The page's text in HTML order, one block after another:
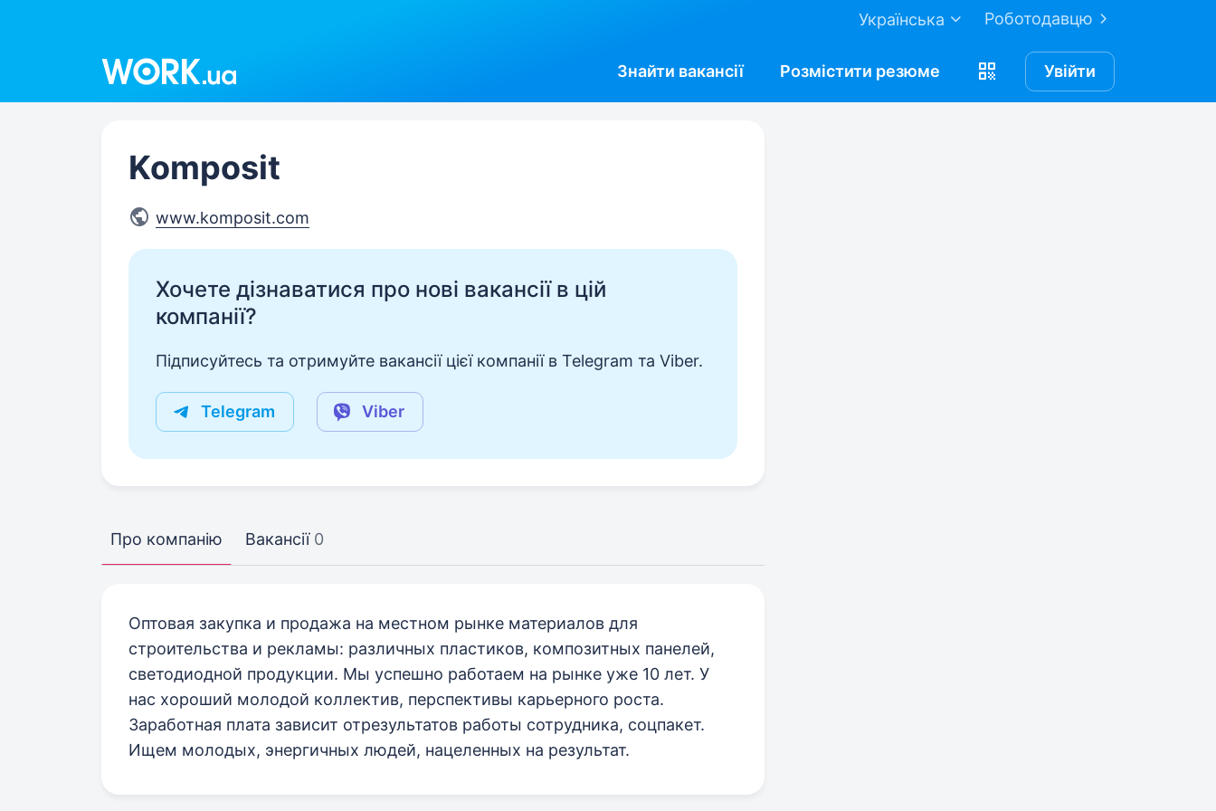
Роботодавцю
Українська
Знайти вакансії Розмістити резюме Увійти
Komposit
www.komposit.com
Хочете дізнаватися про нові вакансії в цій
компанії?
Підписуйтесь та отримуйте вакансії цієї компанії в Telegram та Viber.
Telegram Viber
Про компанію Вакансії 0
Оптовая закупка и продажа на местном рынке материалов для
строительства и рекламы: различных пластиков, композитных панелей,
светодиодной продукции. Мы успешно работаем на рынке уже 10 лет. У
нас хороший молодой коллектив, перспективы карьерного роста.
Заработная плата зависит отрезультатов работы сотрудника, соцпакет.
Ищем молодых, энергичных людей, нацеленных на результат.